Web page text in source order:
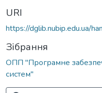
URI
https://dglib.nubip.edu.ua/
Зібрання
ОПП "Програмне
систем"